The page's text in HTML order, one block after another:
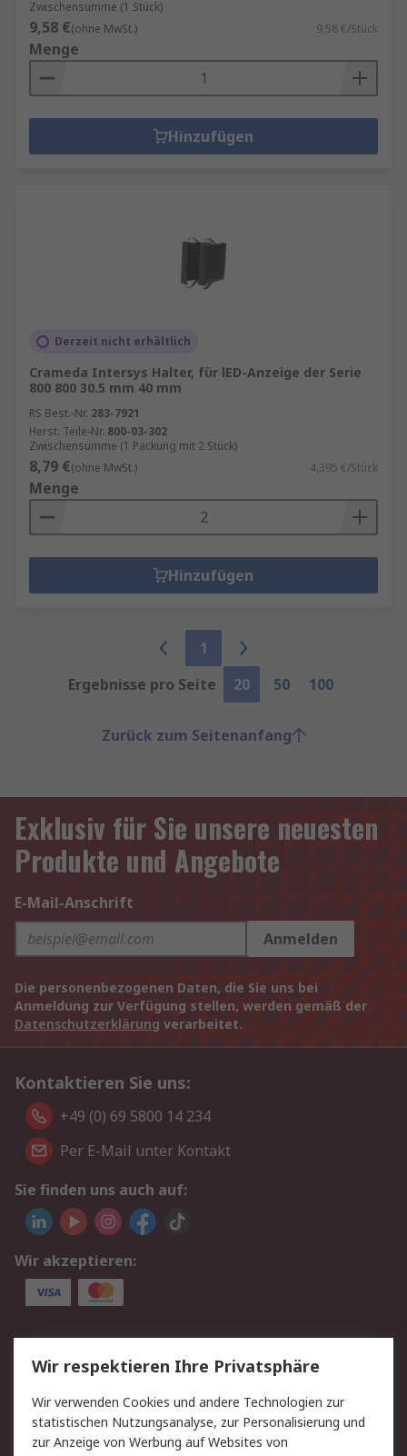
Zwischensumme (1 Stück)
9,58 €(ohne MwSt.) 9,58 €/Stück
Menge
Hinzufügen
Derzeit nicht erhältlich
Crameda Intersys Halter, für lED-Anzeige der Serie
800 800 30.5 mm 40 mm
RS Best.-Nr. 283-7921
Herst. Teile-Nr. 800-03-302
Zwischensumme (1 Packung mit 2 Stück)
8,79 €(ohne MwSt.) 4,395 €/Stück
Menge
Hinzufügen
1
Ergebnisse pro Seite
20 50 100
Zurück zum Seitenanfang
Exklusiv für Sie unsere neuesten
Produkte und Angebote
E-Mail-Anschrift
Anmelden
Die personenbezogenen Daten, die Sie uns bei
Anmeldung zur Verfügung stellen, werden gemäß der
Datenschutzerklärung verarbeitet.
Kontaktieren Sie uns:
+49 (0) 69 5800 14 234
Per E-Mail unter Kontakt
Sie finden uns auch auf:
Wir akzeptieren:
Service
Value Added Services
Lieferlösungen
Rücksendungen
Kontakt
Hilfe
Privatkunden
Wir respektieren Ihre Privatsphäre
Wir verwenden Cookies und andere Technologien zur
statistischen Nutzungsanalyse, zur Personalisierung und
zur Anzeige von Werbung auf Websites von